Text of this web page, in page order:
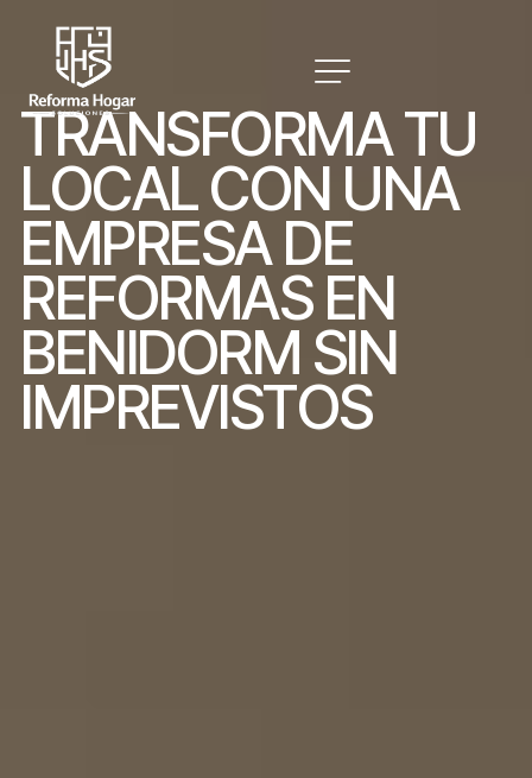
TRANSFORMATU
LOCALCON UNA
EMPRESA DE
REFORMAS EN
BENIDORM SIN
IMPREVISTOS